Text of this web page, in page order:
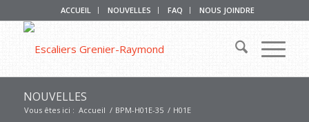
ACCUEIL NOUVELLES FAQ NOUS JOINDRE
NOUVELLES
Vous êtes ici : Accueil / BPM-H01E-35 / H01E